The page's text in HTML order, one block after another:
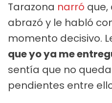
Tarazona narró que,
abrazó y le habló
momento decisivo.
que yo ya me
sentía que no
pendientes entre